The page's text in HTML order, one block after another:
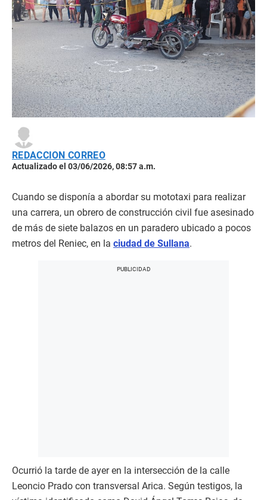
REDACCION CORREO
Actualizado el 03/06/2026, 08:57 a.m.
Cuando se disponía a abordar su mototaxi para realizar
una carrera, un obrero de construcción civil fue asesinado
de más de siete balazos en un paradero ubicado a pocos
metros del Reniec, en la ciudad de Sullana.
Ocurrió la tarde de ayer en la intersección de la calle
Leoncio Prado con transversal Arica. Según testigos, la